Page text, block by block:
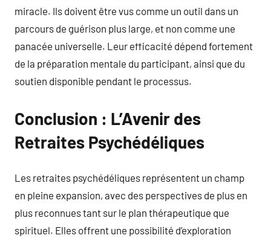
miracle. Ils doivent être vus comme un outil dans un
parcours de guérison plus large, et non comme une
panacée universelle. Leur efficacité dépend fortement
de la préparation mentale du participant, ainsi que du
soutien disponible pendant le processus.
Conclusion : L’Avenir des
Retraites Psychédéliques
Les retraites psychédéliques représentent un champ
en pleine expansion, avec des perspectives de plus en
plus reconnues tant sur le plan thérapeutique que
spirituel. Elles offrent une possibilité d’exploration